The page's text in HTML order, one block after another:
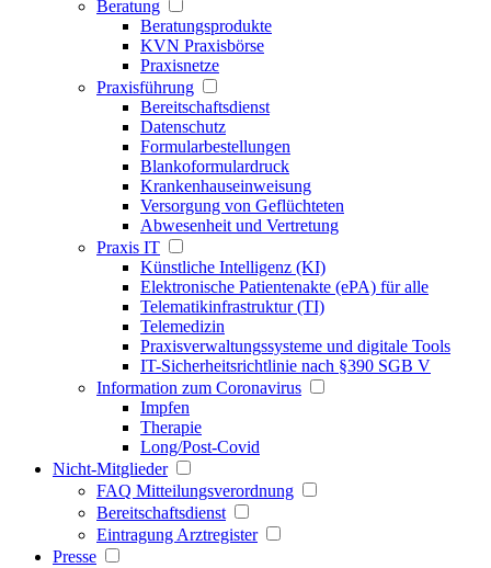
Beratung
Beratungsprodukte
KVN Praxisbörse
Praxisnetze
Praxisführung
Bereitschaftsdienst
Datenschutz
Formularbestellungen
Blankoformulardruck
Krankenhauseinweisung
Versorgung von Geflüchteten
Abwesenheit und Vertretung
Praxis IT
Künstliche Intelligenz (KI)
Elektronische Patientenakte (ePA) für alle
Telematikinfrastruktur (TI)
Telemedizin
Praxisverwaltungssysteme und digitale Tools
IT-Sicherheitsrichtlinie nach §390 SGB V
Information zum Coronavirus
Impfen
Therapie
Long/Post-Covid
Nicht-Mitglieder
FAQ Mitteilungsverordnung
Bereitschaftsdienst
Eintragung Arztregister
Presse